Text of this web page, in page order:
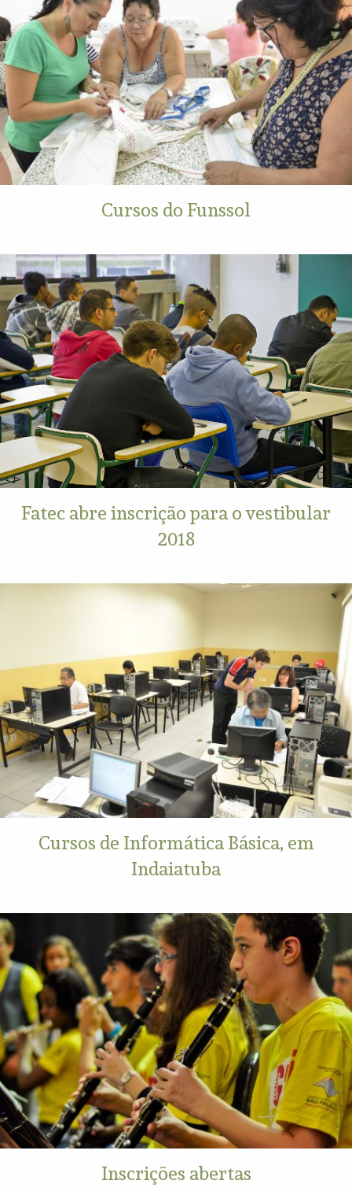
Cursos do Funssol
Fatec abre inscrição para o vestibular
2018
Cursos de Informática Básica, em
Indaiatuba
Inscrições abertas